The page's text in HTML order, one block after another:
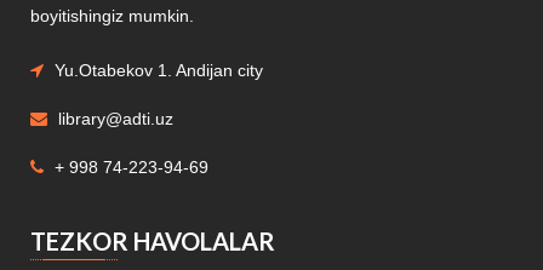
boyitishingiz mumkin.
Yu.Otabekov 1. Andijan city
library@adti.uz
+ 998 74-223-94-69
TEZKOR HAVOLALAR